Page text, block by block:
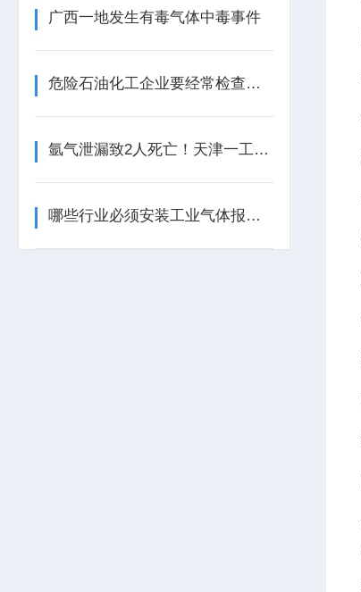
广西一地发生有毒气体中毒事件
危险石油化工企业要经常检查工业气体报警器的报警效果
氩气泄漏致2人死亡！天津一工业园内发生安全事故
哪些行业必须安装工业气体报警器？这些地方不装可能违法！